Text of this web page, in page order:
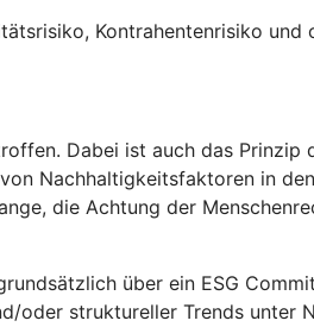
Kontrahentenrisiko und
Dabei ist auch das Prinzip
Nachhaltigkeitsfaktoren in
die Achtung der
über ein ESG
oder struktureller Trends unter